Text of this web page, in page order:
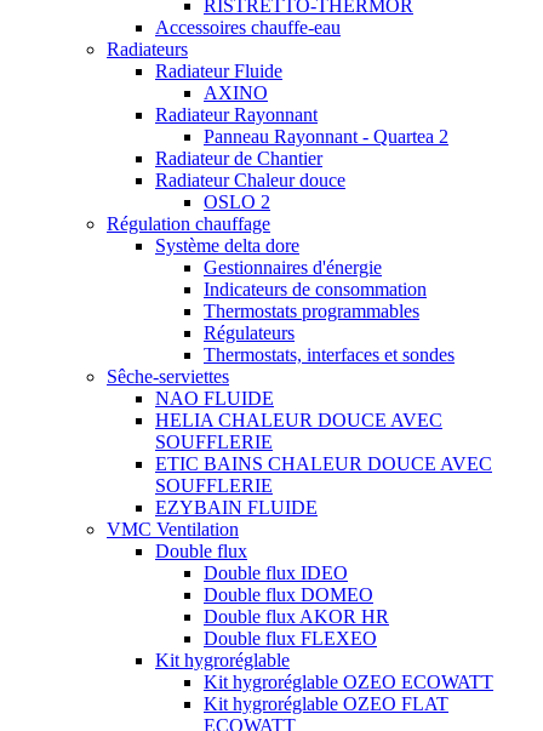
RISTRETTO-THERMOR
Accessoires chauffe-eau
Radiateurs
Radiateur Fluide
AXINO
Radiateur Rayonnant
Panneau Rayonnant - Quartea 2
Radiateur de Chantier
Radiateur Chaleur douce
OSLO 2
Régulation chauffage
Système delta dore
Gestionnaires d'énergie
Indicateurs de consommation
Thermostats programmables
Régulateurs
Thermostats, interfaces et sondes
Sêche-serviettes
NAO FLUIDE
HELIA CHALEUR DOUCE AVEC
SOUFFLERIE
ETIC BAINS CHALEUR DOUCE AVEC
SOUFFLERIE
EZYBAIN FLUIDE
VMC Ventilation
Double flux
Double flux IDEO
Double flux DOMEO
Double flux AKOR HR
Double flux FLEXEO
Kit hygroréglable
Kit hygroréglable OZEO ECOWATT
Kit hygroréglable OZEO FLAT
ECOWATT